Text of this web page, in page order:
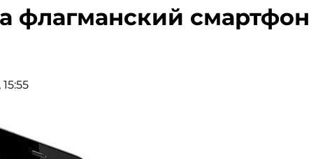
флагманский смартфон